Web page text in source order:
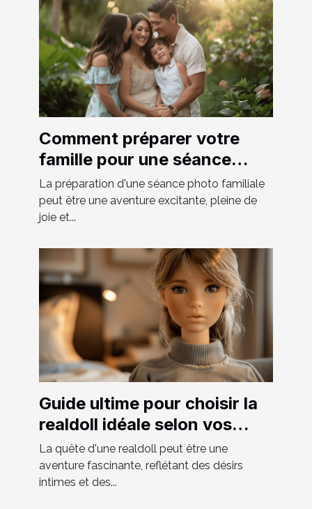
Comment préparer votre
famille pour une séance
photo réussie
La préparation d'une séance photo familiale
peut être une aventure excitante, pleine de
joie et...
Guide ultime pour choisir la
realdoll idéale selon vos
préférences
La quête d'une realdoll peut être une
aventure fascinante, reflétant des désirs
intimes et des...